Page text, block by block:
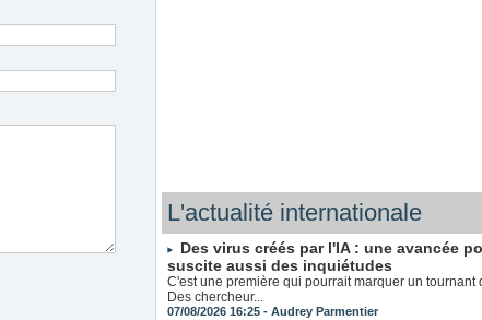
L'actualité internationale
Des virus créés par l'IA : une avancée
suscite aussi des inquiétudes
C'est une première qui pourrait marquer un
Des chercheur...
07/08/2026 16:25 -Audrey Parmentier